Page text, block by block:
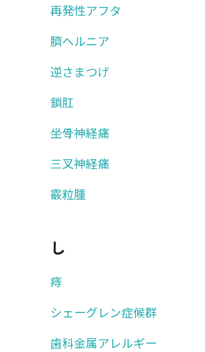
再発性アフタ
臍ヘルニア
逆さまつげ
鎖肛
坐骨神経痛
三叉神経痛
霰粒腫
し
痔
シェーグレン症候群
歯科金属アレルギー